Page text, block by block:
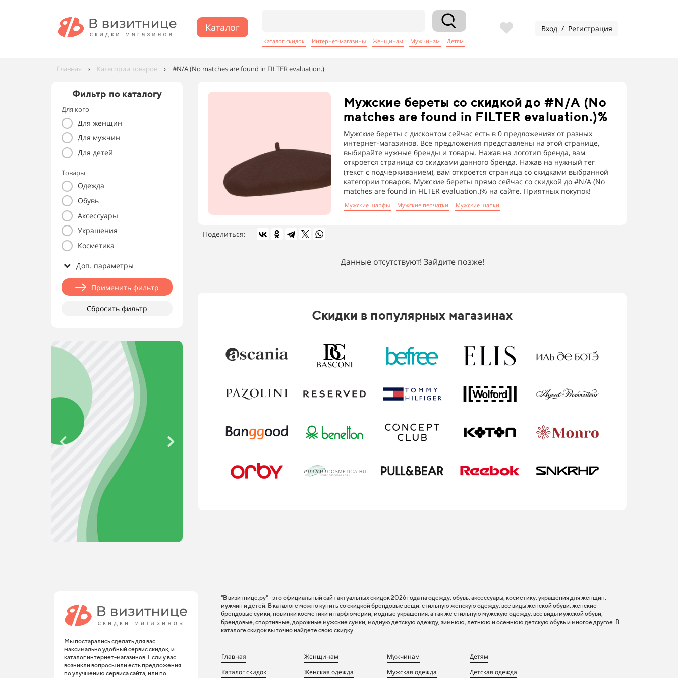
Каталог
Каталог скидок Интернет-магазины Женщинам Мужчинам Детям
Вход / Регистрация
Главная › Категории товаров › #N/A (No matches are found in FILTER evaluation.)
Фильтр по каталогу
Для кого
Для женщин
Для мужчин
Для детей
Товары
Одежда
Обувь
Аксессуары
Украшения
Косметика
Доп. параметры
Применить фильтр
Сбросить фильтр
Мужские береты со скидкой до #N/A (No
matches are found in FILTER evaluation.)%
Мужские береты с дисконтом сейчас есть в 0 предложениях от разных
интернет-магазинов. Все предложения представлены на этой странице,
выбирайте нужные бренды и товары. Нажав на логотип бренда, вам
откроется страница со скидками данного бренда. Нажав на нужный тег
(текст с подчёркиванием), вам откроется страница со скидками выбранной
категории товаров. Мужские береты прямо сейчас со скидкой до #N/A (No
matches are found in FILTER evaluation.)% на сайте. Приятных покупок!
Мужские шарфы Мужские перчатки Мужские шапки
Поделиться:
Данные отсутствуют! Зайдите позже!
Скидки в популярных магазинах
Мы постарались сделать для вас
максимально удобный сервис скидок, и
каталог интернет-магазинов. Если у вас
возникли вопросы или есть предложения
по улучшению сервиса сайта, или по
"В визитнице.ру" - это официальный сайт актуальных скидок 2026 года на одежду, обувь, аксессуары, косметику, украшения для женщин,
мужчин и детей. В каталоге можно купить со скидкой брендовые вещи: стильную женскую одежду, все виды женской обуви, женские
брендовые сумки, новинки косметики и парфюмерии, модные украшения, а так же стильную мужскую одежду, все виды мужской обуви,
брендовые, спортивные, дорожные мужские сумки, модную детскую одежду, зимнюю, летнюю и осеннюю детскую обувь и многое другое. В
каталоге скидок вы точно найдёте свою скидку
Главная
Каталог скидок
Женщинам
Женская одежда
Мужчинам
Мужская одежда
Детям
Детская одежда